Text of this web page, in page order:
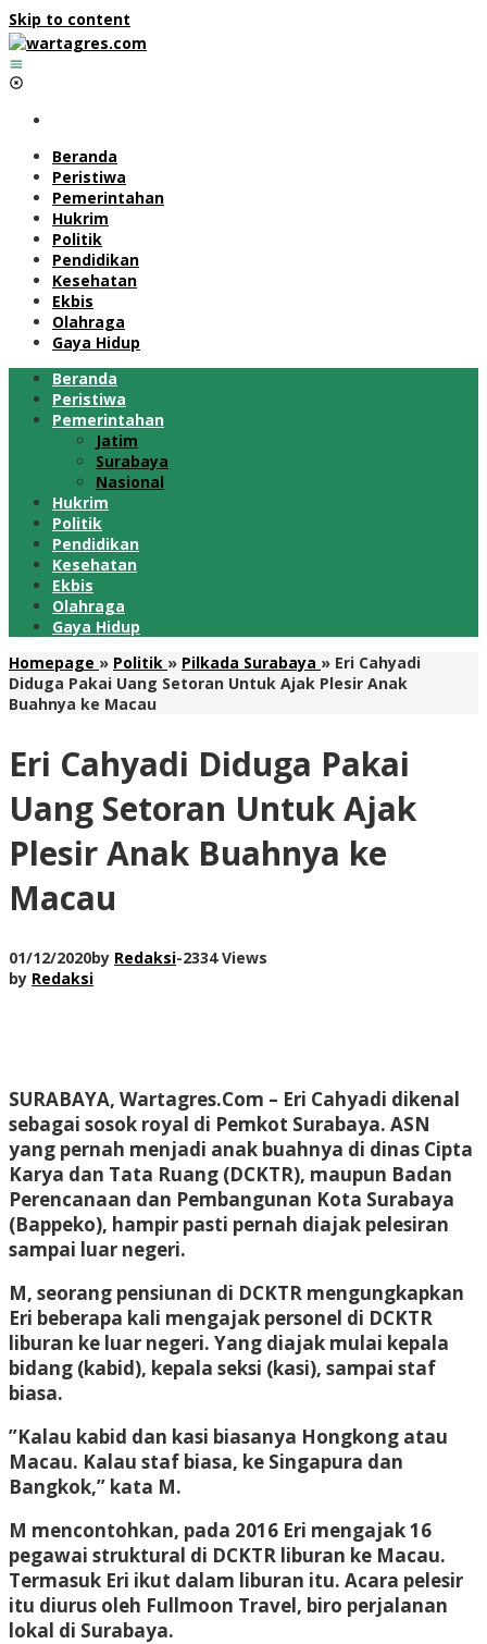
Skip to content
Beranda
Peristiwa
Pemerintahan
Hukrim
Politik
Pendidikan
Kesehatan
Ekbis
Olahraga
Gaya Hidup
Beranda
Peristiwa
Pemerintahan
Jatim
Surabaya
Nasional
Hukrim
Politik
Pendidikan
Kesehatan
Ekbis
Olahraga
Gaya Hidup
Homepage » Politik » Pilkada Surabaya » Eri Cahyadi
Diduga Pakai Uang Setoran Untuk Ajak Plesir Anak
Buahnya ke Macau
Eri Cahyadi Diduga Pakai
Uang Setoran Untuk Ajak
Plesir Anak Buahnya ke
Macau
01/12/2020by Redaksi-2334 Views
by Redaksi
SURABAYA, Wartagres.Com – Eri Cahyadi dikenal
sebagai sosok royal di Pemkot Surabaya. ASN
yang pernah menjadi anak buahnya di dinas Cipta
Karya dan Tata Ruang (DCKTR), maupun Badan
Perencanaan dan Pembangunan Kota Surabaya
(Bappeko), hampir pasti pernah diajak pelesiran
sampai luar negeri.
M, seorang pensiunan di DCKTR mengungkapkan
Eri beberapa kali mengajak personel di DCKTR
liburan ke luar negeri. Yang diajak mulai kepala
bidang (kabid), kepala seksi (kasi), sampai staf
biasa.
”Kalau kabid dan kasi biasanya Hongkong atau
Macau. Kalau staf biasa, ke Singapura dan
Bangkok,” kata M.
M mencontohkan, pada 2016 Eri mengajak 16
pegawai struktural di DCKTR liburan ke Macau.
Termasuk Eri ikut dalam liburan itu. Acara pelesir
itu diurus oleh Fullmoon Travel, biro perjalanan
lokal di Surabaya.